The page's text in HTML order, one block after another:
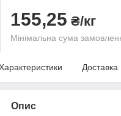
155,25 ₴/кг
Мінімальна сума
Доставка
Опис